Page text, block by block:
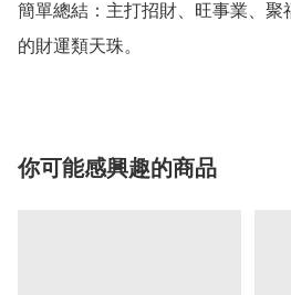
簡單總結：主打招財、旺事業、聚
你可能感興趣的商品